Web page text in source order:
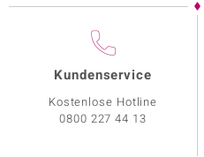
Kundenservice
Kostenlose Hotline
0800 227 44 13